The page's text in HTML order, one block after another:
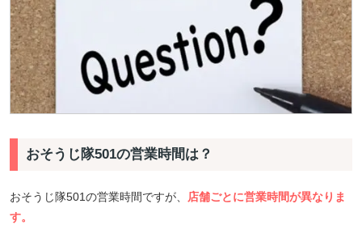
おそうじ隊501の営業時間は？
おそうじ隊501の営業時間ですが、
店舗ごとに営業時間が異なりま
す。